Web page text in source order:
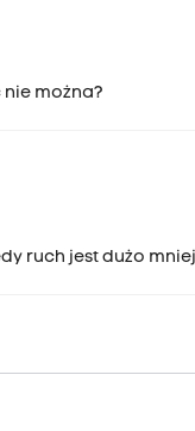
można?
ruch jest dużo